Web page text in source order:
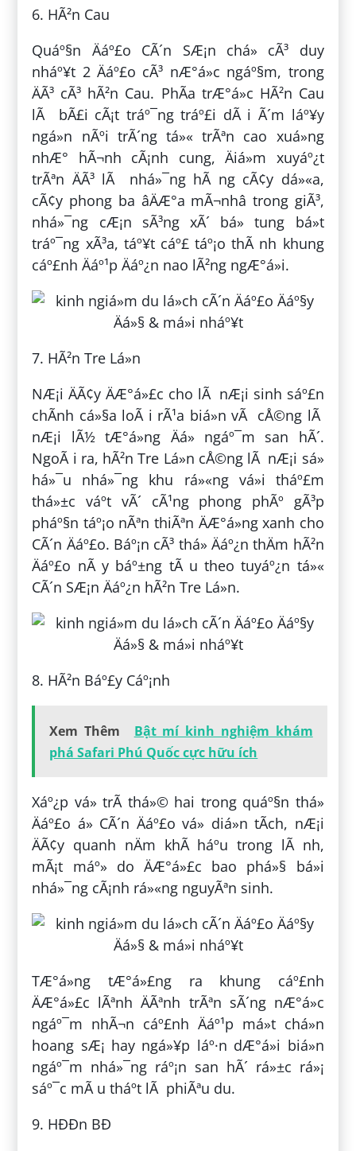
6. HÃ²n Cau
Quáº§n Äáº£o CÃ´n SÆ¡n chá» cÃ³ duy
nháº¥t 2 Äáº£o cÃ³ nÆ°á»c ngáº§m, trong
ÄÃ³ cÃ³ hÃ²n Cau. PhÃ­a trÆ°á»c HÃ²n Cau
lÃ bÃ£i cÃ¡t tráº¯ng tráº£i dÃ i Ã´m láº¥y
ngá»n nÃºi trÃ´ng tá»« trÃªn cao xuá»ng
nhÆ° hÃ¬nh cÃ¡nh cung, Äiá»m xuyáº¿t
trÃªn ÄÃ³ lÃ nhá»¯ng hÃ ng cÃ¢y dá»«a,
cÃ¢y phong ba âÄÆ°a mÃ¬nhâ trong giÃ³,
nhá»¯ng cÆ¡n sÃ³ng xÃ´ bá» tung bá»t
tráº¯ng xÃ³a, táº¥t cáº£ táº¡o thÃ nh khung
cáº£nh Äáº¹p Äáº¿n nao lÃ²ng ngÆ°á»i.
7. HÃ²n Tre Lá»n
NÆ¡i ÄÃ¢y ÄÆ°á»£c cho lÃ nÆ¡i sinh sáº£n
chÃ­nh cá»§a loÃ i rÃ¹a biá»n vÃ cÅ©ng lÃ
nÆ¡i lÃ½ tÆ°á»ng Äá» ngáº¯m san hÃ´.
NgoÃ i ra, hÃ²n Tre Lá»n cÅ©ng lÃ nÆ¡i sá»
há»¯u nhá»¯ng khu rá»«ng vá»i tháº£m
thá»±c váº­t vÃ´ cÃ¹ng phong phÃº gÃ³p
pháº§n táº¡o nÃªn thiÃªn ÄÆ°á»ng xanh cho
CÃ´n Äáº£o. Báº¡n cÃ³ thá» Äáº¿n thÄm hÃ²n
Äáº£o nÃ y báº±ng tÃ u theo tuyáº¿n tá»«
CÃ´n SÆ¡n Äáº¿n hÃ²n Tre Lá»n.
8. HÃ²n Báº£y Cáº¡nh
Xem Thêm
Bật mí kinh nghiệm khám
phá Safari Phú Quốc cực hữu ích
Xáº¿p vá» trÃ­ thá»© hai trong quáº§n thá»
Äáº£o á» CÃ´n Äáº£o vá» diá»n tÃ­ch, nÆ¡i
ÄÃ¢y quanh nÄm khÃ­ háº­u trong lÃ nh,
mÃ¡t máº» do ÄÆ°á»£c bao phá»§ bá»i
nhá»¯ng cÃ¡nh rá»«ng nguyÃªn sinh.
TÆ°á»ng tÆ°á»£ng ra khung cáº£nh
ÄÆ°á»£c lÃªnh ÄÃªnh trÃªn sÃ´ng nÆ°á»c
ngáº¯m nhÃ¬n cáº£nh Äáº¹p má»t chá»n
hoang sÆ¡ hay ngá»¥p láº·n dÆ°á»i biá»n
ngáº¯m nhá»¯ng ráº¡n san hÃ´ rá»±c rá»¡
sáº¯c mÃ u tháº­t lÃ phiÃªu du.
9. HÐÐn BÐ